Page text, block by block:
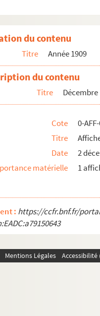
du contenu
Titre Année 1909
du contenu
Titre Décembre
Cote
0-
Titre
Date
2
matérielle
1
: https://ccfr.bnf.fr/
Mentions Légales